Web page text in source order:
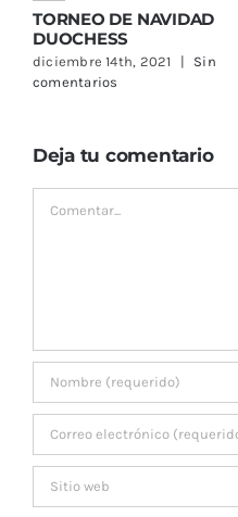
TORNEO DE NAVIDAD
DUOCHESS
diciembre 14th, 2021 |
Sin
comentarios
Deja tu comentario
Comentar